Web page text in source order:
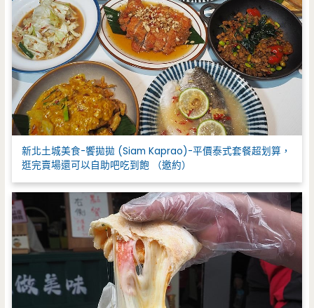
新北土城美食-饗拋拋 (Siam Kaprao)-平價泰式套餐超划算，
逛完賣場還可以自助吧吃到飽 （邀約）